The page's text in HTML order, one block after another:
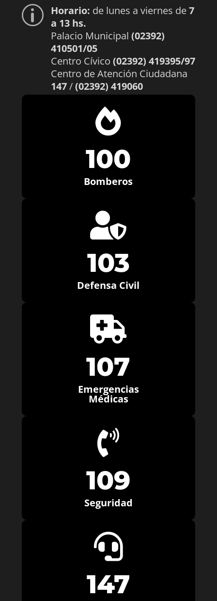
p Horario: de lunes a viernes de7
a 13 hs.
Palacio Municipal (02392)
410501/05
Centro Cívico (02392) 419395/97
Centro de Atención Ciudadana
147/(02392) 419060

100
Bomberos

103
Defensa Civil

107
Emergencias
Médicas

109
Seguridad

147